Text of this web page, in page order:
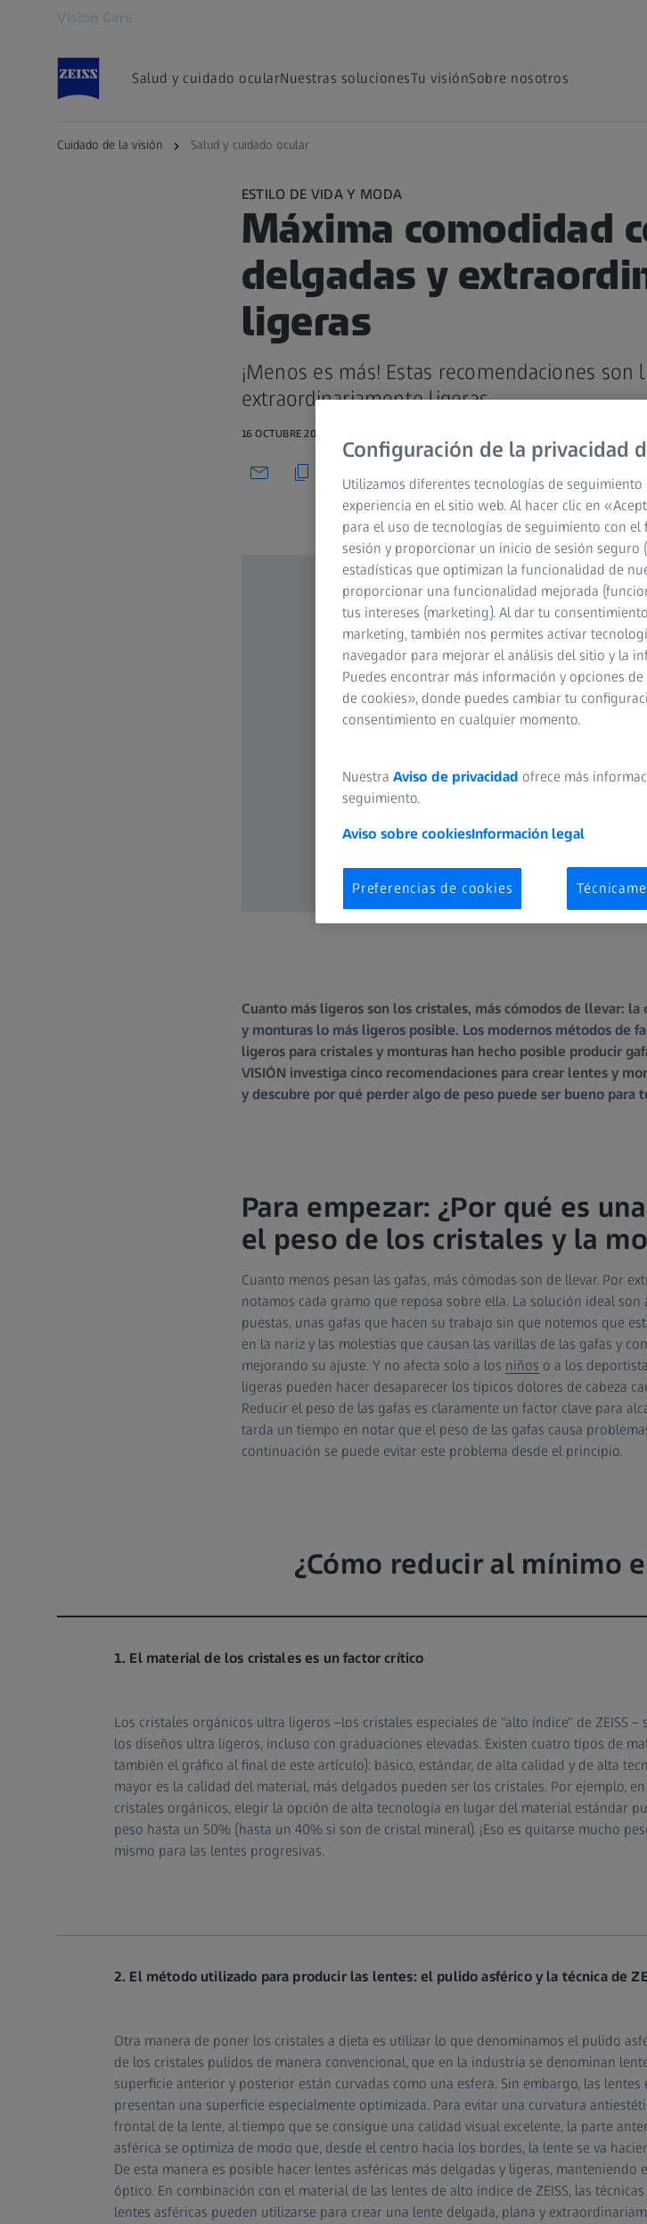
Salud y cuidado ocularNuestras solucionesTu visiónSobre nosotros
Cuidado de la visión Salud y cuidado ocular
ESTILO DE VIDA Y MODA
Máxima comodidad
delgadas y
ligeras
¡Menos es más! Estas recomendaciones
extraordinariamente ligeras.
16 OCTUBRE 2022
Cuanto más ligeros son los cristales, más cómodos de llevar:
y monturas lo más ligeros posible. Los modernos métodos de
ligeros para cristales y monturas han hecho posible producir
VISIÓN investiga cinco recomendaciones para crear lentes y
y descubre por qué perder algo de peso puede ser bueno para
Para empezar: ¿Por qué es
el peso de los cristales y la
Cuanto menos pesan las gafas, más cómodas son de llevar. Por
notamos cada gramo que reposa sobre ella. La solución ideal
puestas, unas gafas que hacen su trabajo sin que notemos que
en la nariz y las molestias que causan las varillas de las gafas y
mejorando su ajuste. Y no afecta solo a los niños o a los
ligeras pueden hacer desaparecer los típicos dolores de cabeza
Reducir el peso de las gafas es claramente un factor clave para
tarda un tiempo en notar que el peso de las gafas causa
continuación se puede evitar este problema desde el principio.
¿Cómo reducir al mínimo
1. El material de los cristales es un factor crítico
Los cristales orgánicos ultra ligeros –los cristales especiales de "alto índice" de ZEISS –
los diseños ultra ligeros, incluso con graduaciones elevadas. Existen cuatro tipos de
también el gráfico al final de este artículo): básico, estándar, de alta calidad y de alta
mayor es la calidad del material, más delgados pueden ser los cristales. Por ejemplo,
cristales orgánicos, elegir la opción de alta tecnología en lugar del material estándar
peso hasta un 50% (hasta un 40% si son de cristal mineral). ¡Eso es quitarse mucho
mismo para las lentes progresivas.
2. El método utilizado para producir las lentes: el pulido asférico y la técnica de
Otra manera de poner los cristales a dieta es utilizar lo que denominamos el pulido
de los cristales pulidos de manera convencional, que en la industria se denominan
superficie anterior y posterior están curvadas como una esfera. Sin embargo, las lentes
presentan una superficie especialmente optimizada. Para evitar una curvatura
frontal de la lente, al tiempo que se consigue una calidad visual excelente, la parte
asférica se optimiza de modo que, desde el centro hacia los bordes, la lente se va
De esta manera es posible hacer lentes asféricas más delgadas y ligeras, manteniendo
óptico. En combinación con el material de las lentes de alto índice de ZEISS, las
lentes asféricas pueden utilizarse para crear una lente delgada, plana y
Configuración de la privacidad
Utilizamos diferentes tecnologías de
experiencia en el sitio web. Al hacer clic en
para el uso de tecnologías de seguimiento con
sesión y proporcionar un inicio de sesión seguro
estadísticas que optimizan la funcionalidad de
proporcionar una funcionalidad mejorada
tus intereses (marketing). Al dar tu
marketing, también nos permites activar
navegador para mejorar el análisis del sitio y la
Puedes encontrar más información y opciones
de cookies», donde puedes cambiar tu
consentimiento en cualquier momento.
Nuestra Aviso de privacidad ofrece más
seguimiento.
Aviso sobre cookiesInformación legal
Preferencias de cookies